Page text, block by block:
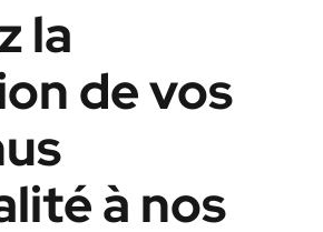
la
de vos
à nos